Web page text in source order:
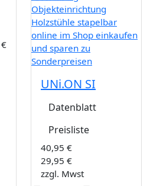
UNi.ON SI
Datenblatt
Preisliste
40,95 €
29,95 €
zzgl. Mwst